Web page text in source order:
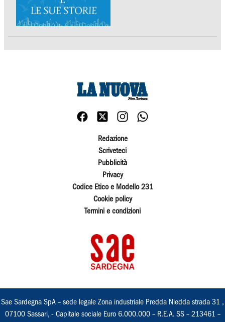
Redazione
Scriveteci
Pubblicità
Privacy
Codice Etico e Modello 231
Cookie policy
Termini e condizioni
Sae Sardegna SpA – sede legale Zona industriale Predda Niedda strada 31 ,
07100 Sassari, - Capitale sociale Euro 6.000.000 – R.E.A. SS – 213461 –